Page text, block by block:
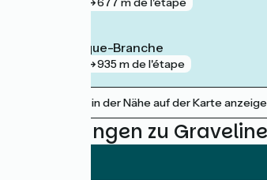
Coudekerque-Branche
935 m de l'étape
Bahnhöfe in der Nähe auf der Karte
Bewertungen zu